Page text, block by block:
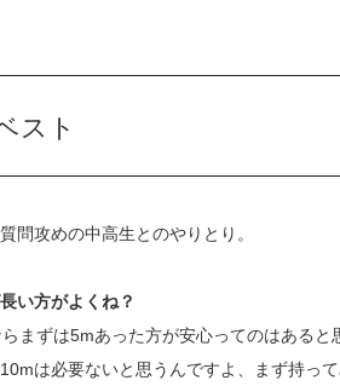
スト
問攻めの中高生とのやりとり。
い方がよくね？
まずは5mあった方が安心ってのはある
は必要ないと思うんですよ、まず持っ